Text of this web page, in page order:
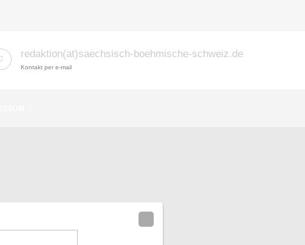
redaktion(at)saechsisch-boehmische-schweiz.de
Kontakt per e-mail